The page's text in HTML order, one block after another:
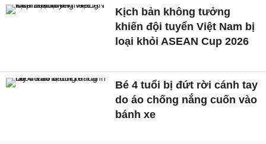
Kịch bản không tưởng
khiến đội tuyển Việt Nam bị
loại khỏi ASEAN Cup 2026
Bé 4 tuổi bị đứt rời cánh tay
do áo chống nắng cuốn vào
bánh xe